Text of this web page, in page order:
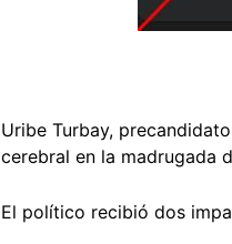
Uribe Turbay,
cerebral en la madrugada
El político recibió dos